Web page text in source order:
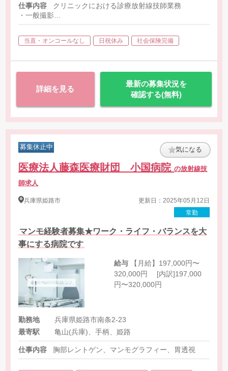
仕事内容
クリニックにおける診療放射線技師業務
・一般撮影
・X線TV
・骨密度検査
当直・オンコールなし 日祝休み 社会保険完備
詳細を見る
最新の募集状況を
確認する(無料)
募集休止中 気になる
医療法人藤森医療財団 小国病院の放射線技
師求人
兵庫県姫路市
更新日：2025年05月12日
常勤
マンモ経験者募集★ワーク・ライフ・バランスを大
事にする病院です
給与
320,000円 [内訳]197,000
円〜320,000円
勤務地
兵庫県姫路市南条2-23
最寄駅
亀山(兵庫)、手柄、姫路
仕事内容 胸部レントゲン、マンモグラフィー、胃透視